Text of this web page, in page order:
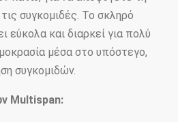
συγκομιδές. Το σκληρό
εύκολα και διαρκεί για πολύ
μέσα στο υπόστεγο,
συγκομιδών.
Multispan: